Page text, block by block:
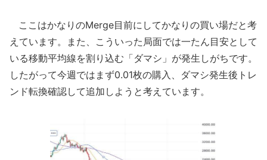
ここはかなりのMerge目前にしてかなりの買い場だと考
えています。また、こういった局面では一たん目安として
いる移動平均線を割り込む「ダマシ」が発生しがちです。
したがって今週ではまず0.01枚の購入、ダマシ発生後トレ
ンド転換確認して追加しようと考えています。